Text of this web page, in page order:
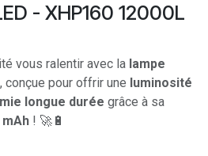
- XHP160 12000L
vous ralentir avec la lampe
, conçue pour offrir une luminosité
longue durée grâce à sa
! 🚀🔋